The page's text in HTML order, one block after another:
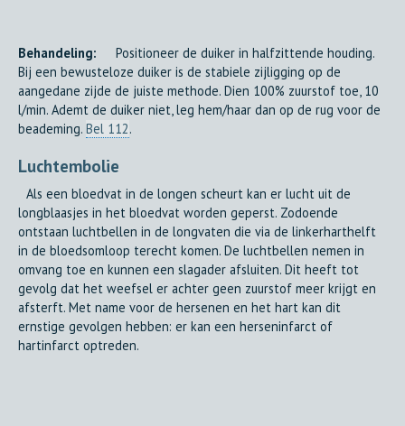
Behandeling: Positioneer de duiker in halfzittende houding.
Bij een bewusteloze duiker is de stabiele zijligging op de
aangedane zijde de juiste methode. Dien 100% zuurstof toe, 10
l/min. Ademt de duiker niet, leg hem/haar dan op de rug voor de
beademing. Bel 112.
Luchtembolie
Als een bloedvat in de longen scheurt kan er lucht uit de
longblaasjes in het bloedvat worden geperst. Zodoende
ontstaan luchtbellen in de longvaten die via de linkerharthelft
in de bloedsomloop terecht komen. De luchtbellen nemen in
omvang toe en kunnen een slagader afsluiten. Dit heeft tot
gevolg dat het weefsel er achter geen zuurstof meer krijgt en
afsterft. Met name voor de hersenen en het hart kan dit
ernstige gevolgen hebben: er kan een herseninfarct of
hartinfarct optreden.